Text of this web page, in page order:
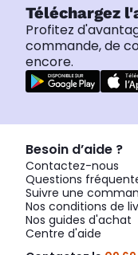
Téléchargez
Profitez
commande, de
encore.
Besoin d’aide ?
Contactez-nous
Questions
Suivre une
Nos conditions de
Nos guides d'achat
Centre d'aide